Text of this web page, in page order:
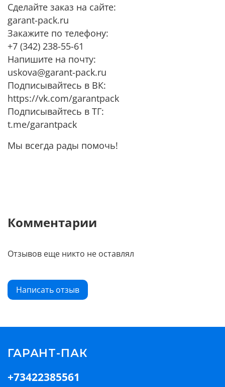
Сделайте заказ на сайте:
garant-pack.ru
Закажите по телефону:
+7 (342) 238-55-61
Напишите на почту:
uskova@garant-pack.ru
Подписывайтесь в ВК:
https://vk.com/garantpack
Подписывайтесь в ТГ:
t.me/garantpack
Мы всегда рады помочь!
Комментарии
Отзывов еще никто не оставлял
Написать отзыв
+73422385561
ГАРАНТ-ПАК